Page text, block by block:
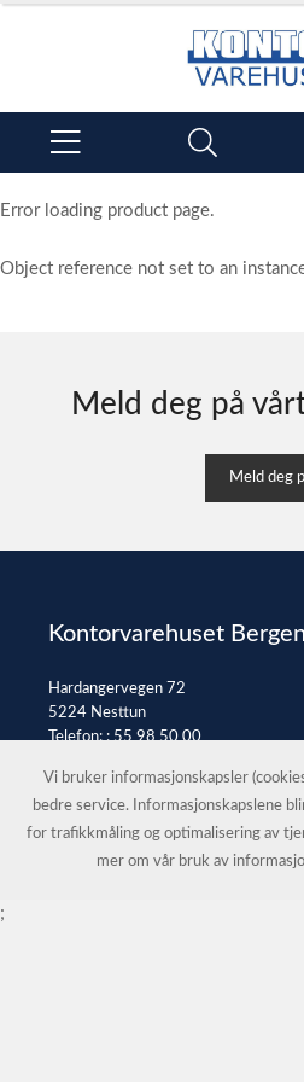
Error loading product page.
Object reference not set to an
Meld deg på
Meld deg
Kontorvarehuset
Hardangervegen 72
5224 Nesttun
Telefon: :55 98 50 00
© Kontorvarehuset Bergen AS |
Vi bruker informasjonskapsler
bedre service. Informasjonskapslene
for trafikkmåling og optimalisering av
mer om vår bruk av
;